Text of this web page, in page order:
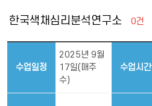
한국색채심리분석연구소 0건
수업일정
2025년 9월
17일(매주
수)
수업시간